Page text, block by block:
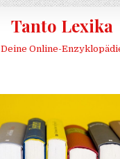
Tanto Lexika
Deine Online-